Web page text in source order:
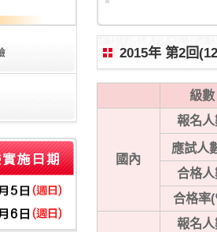
2015年 第2回
級數
國內
報名人
應試人
合格人
合格率(
報名人